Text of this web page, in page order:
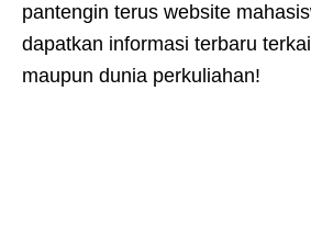
pantengin terus website
dapatkan informasi terbaru
maupun dunia perkuliahan!